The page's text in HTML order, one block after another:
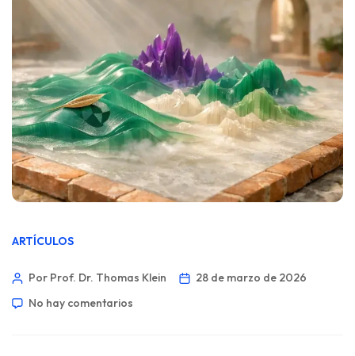
ARTÍCULOS
Por Prof. Dr. Thomas Klein
28 de marzo de 2026
No hay comentarios